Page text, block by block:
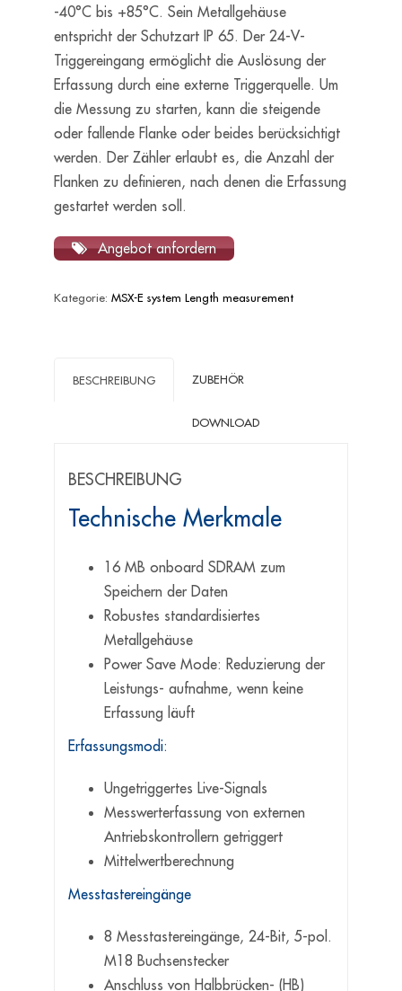
-40°C bis +85°C. Sein Metallgehäuse
entspricht der Schutzart IP 65. Der 24-V-
Triggereingang ermöglicht die Auslösung der
Erfassung durch eine externe Triggerquelle. Um
die Messung zu starten, kann die steigende
oder fallende Flanke oder beides berücksichtigt
werden. Der Zähler erlaubt es, die Anzahl der
Flanken zu definieren, nach denen die Erfassung
gestartet werden soll.
Angebot anfordern
Kategorie: MSX-E system Length measurement
BESCHREIBUNG ZUBEHÖR
DOWNLOAD
BESCHREIBUNG
Technische Merkmale
16 MB onboard SDRAM zum
Speichern der Daten
Robustes standardisiertes
Metallgehäuse
Power Save Mode: Reduzierung der
Leistungs- aufnahme, wenn keine
Erfassung läuft
Erfassungsmodi:
Ungetriggertes Live-Signals
Messwerterfassung von externen
Antriebskontrollern getriggert
Mittelwertberechnung
Messtastereingänge
8 Messtastereingänge, 24-Bit, 5-pol.
M18 Buchsenstecker
Anschluss von Halbbrücken- (HB)